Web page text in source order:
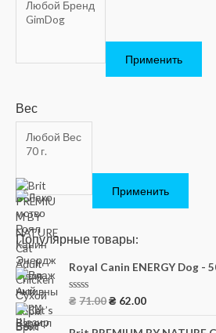
Применить
Вес
Применить
Популярные товары:
Royal Canin ENERGY Dog -
О
н
₴ 71.00₴ 62.00